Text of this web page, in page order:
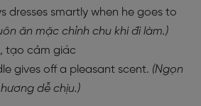
dresses smartly when he goes to
ăn mặc chỉnh chu khi đi làm.)
tạo cảm giác
gives off a pleasant scent. (Ngọn
dễ chịu.)